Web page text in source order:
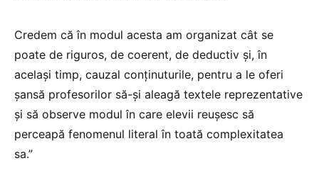
Credem că în modul acesta am organizat cât se
poate de riguros, de coerent, de deductiv și, în
același timp, cauzal conținuturile, pentru a le oferi
șansă profesorilor să-și aleagă textele reprezentative
și să observe modul în care elevii reușesc să
perceapă fenomenul literal în toată complexitatea
sa.”